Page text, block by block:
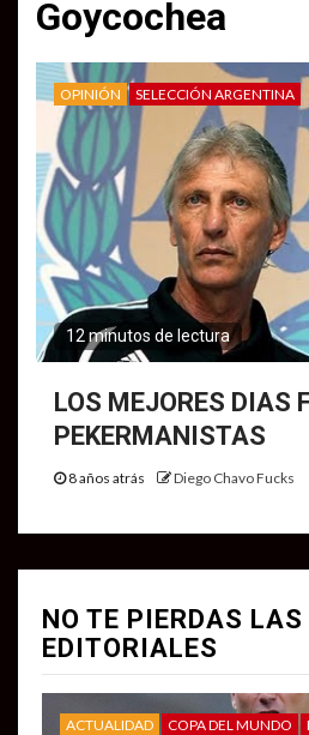
Goycochea
OPINIÓN SELECCIÓN ARGENTINA
12 minutos de lectura
LOS MEJORES DIAS
PEKERMANISTAS
8 años atrás Diego Chavo Fucks
NO TE PIERDAS
EDITORIALES
ACTUALIDAD COPA DEL MUNDO